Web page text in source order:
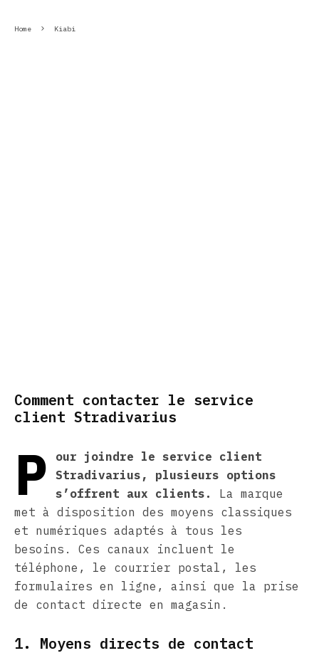
Home Kiabi
Comment contacter le service
client Stradivarius
P
our joindre le service client
Stradivarius, plusieurs options
s’offrent aux clients.
La marque
met à disposition des moyens classiques
et numériques adaptés à tous les
besoins. Ces canaux incluent le
téléphone, le courrier postal, les
formulaires en ligne, ainsi que la prise
de contact directe en magasin.
1. Moyens directs de contact